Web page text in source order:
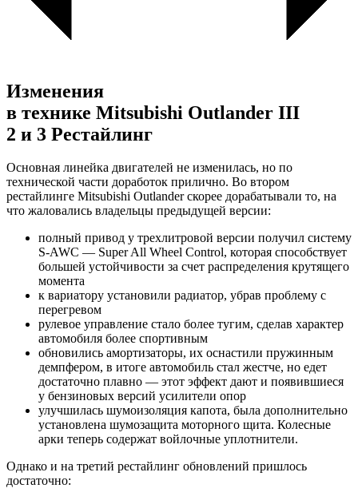
Изменения
в технике Mitsubishi Outlander III
2 и 3 Рестайлинг
Основная линейка двигателей не изменилась, но по
технической части доработок прилично. Во втором
рестайлинге Mitsubishi Outlander скорее дорабатывали то, на
что жаловались владельцы предыдущей версии:
полный привод у трехлитровой версии получил систему
S-AWC — Super All Wheel Control, которая способствует
большей устойчивости за счет распределения крутящего
момента
к вариатору установили радиатор, убрав проблему с
перегревом
рулевое управление стало более тугим, сделав характер
автомобиля более спортивным
обновились амортизаторы, их оснастили пружинным
демпфером, в итоге автомобиль стал жестче, но едет
достаточно плавно — этот эффект дают и появившиеся
у бензиновых версий усилители опор
улучшилась шумоизоляция капота, была дополнительно
установлена шумозащита моторного щита. Колесные
арки теперь содержат войлочные уплотнители.
Однако и на третий рестайлинг обновлений пришлось
достаточно: